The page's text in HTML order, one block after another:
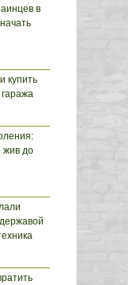
в
купить
жив до